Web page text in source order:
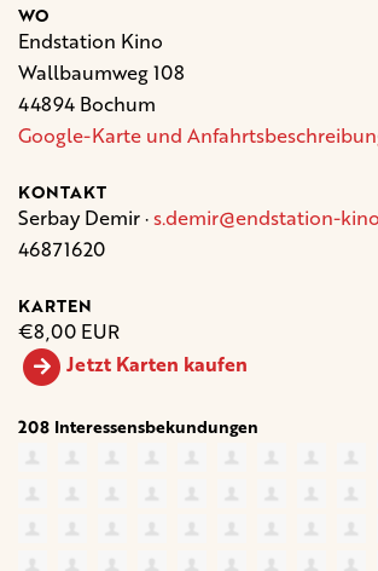
WO
Endstation Kino
Wallbaumweg 108
44894 Bochum
Google-Karte und
KONTAKT
Serbay Demir ·s.demir@endstation-
46871620
KARTEN
€8,00 EUR
Jetzt Karten kaufen
208 Interessensbekundungen